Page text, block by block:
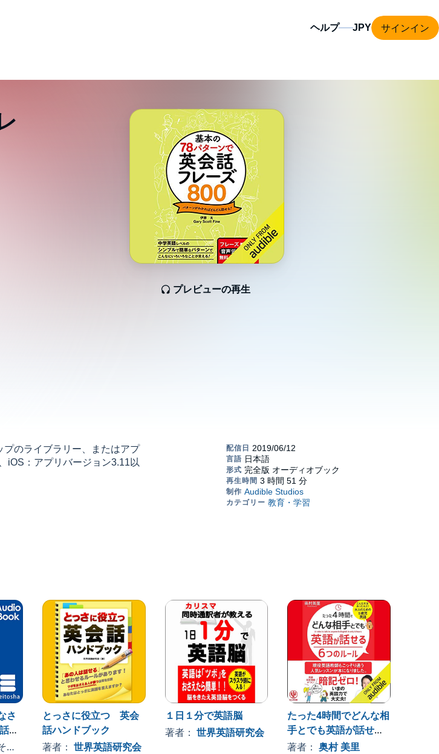
ヘルプ サインイン
プレビューの再生
のライブラリー、またはアプ
iOS：アプリバージョン3.11以
さ
フ
とっさに役立つ 英会
話ハンドブック
著者： 世界英語研究会
１日１分で英語脳
著者： 世界英語研究会
たった4時間でどんな相
手とでも英語が話せる6
つのルール
著者：奥村 美里